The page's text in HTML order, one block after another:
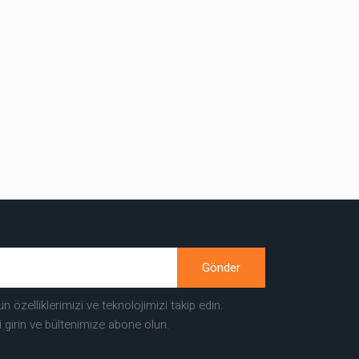
Gönder
özelliklerimizi ve teknolojimizi takip edin.
ve bültenimize abone olun.